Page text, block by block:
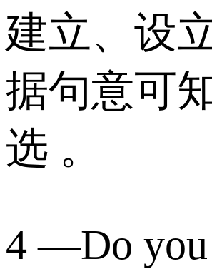
建立、设
据句意可
选 。
4 —Do